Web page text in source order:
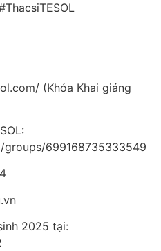
(Khóa Khai giảng
699168735333549
2025 tại: